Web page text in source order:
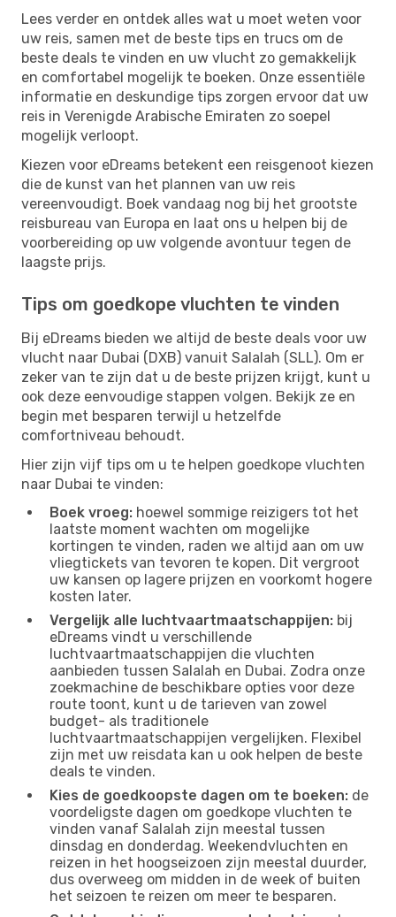
Lees verder en ontdek alles wat u moet weten voor
uw reis, samen met de beste tips en trucs om de
beste deals te vinden en uw vlucht zo gemakkelijk
en comfortabel mogelijk te boeken. Onze essentiële
informatie en deskundige tips zorgen ervoor dat uw
reis in Verenigde Arabische Emiraten zo soepel
mogelijk verloopt.
Kiezen voor eDreams betekent een reisgenoot kiezen
die de kunst van het plannen van uw reis
vereenvoudigt. Boek vandaag nog bij het grootste
reisbureau van Europa en laat ons u helpen bij de
voorbereiding op uw volgende avontuur tegen de
laagste prijs.
Tips om goedkope vluchten te vinden
Bij eDreams bieden we altijd de beste deals voor uw
vlucht naar Dubai (DXB) vanuit Salalah (SLL). Om er
zeker van te zijn dat u de beste prijzen krijgt, kunt u
ook deze eenvoudige stappen volgen. Bekijk ze en
begin met besparen terwijl u hetzelfde
comfortniveau behoudt.
Hier zijn vijf tips om u te helpen goedkope vluchten
naar Dubai te vinden:
Boek vroeg: hoewel sommige reizigers tot het
laatste moment wachten om mogelijke
kortingen te vinden, raden we altijd aan om uw
vliegtickets van tevoren te kopen. Dit vergroot
uw kansen op lagere prijzen en voorkomt hogere
kosten later.
Vergelijk alle luchtvaartmaatschappijen: bij
eDreams vindt u verschillende
luchtvaartmaatschappijen die vluchten
aanbieden tussen Salalah en Dubai. Zodra onze
zoekmachine de beschikbare opties voor deze
route toont, kunt u de tarieven van zowel
budget- als traditionele
luchtvaartmaatschappijen vergelijken. Flexibel
zijn met uw reisdata kan u ook helpen de beste
deals te vinden.
Kies de goedkoopste dagen om te boeken: de
voordeligste dagen om goedkope vluchten te
vinden vanaf Salalah zijn meestal tussen
dinsdag en donderdag. Weekendvluchten en
reizen in het hoogseizoen zijn meestal duurder,
dus overweeg om midden in de week of buiten
het seizoen te reizen om meer te besparen.